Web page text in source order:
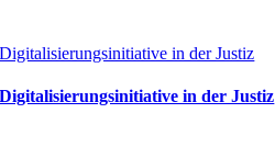
Digitalisierungsinitiative in der Justiz
Digitalisierungsinitiative in der Justiz